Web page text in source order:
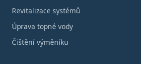
Revitalizace systémů
Úprava topné vody
Čištění výměníku